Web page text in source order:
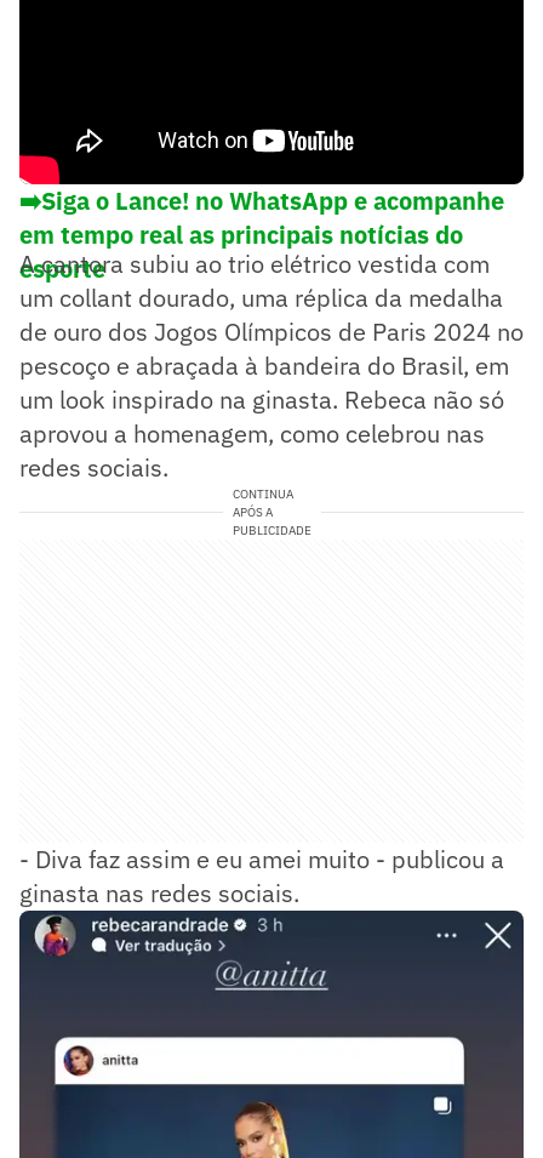
➡️Siga o Lance! no WhatsApp e acompanhe
em tempo real as principais notícias do
esporte
A cantora subiu ao trio elétrico vestida com
um collant dourado, uma réplica da medalha
de ouro dos Jogos Olímpicos de Paris 2024 no
pescoço e abraçada à bandeira do Brasil, em
um look inspirado na ginasta. Rebeca não só
aprovou a homenagem, como celebrou nas
redes sociais.
CONTINUA
APÓS A
PUBLICIDADE
- Diva faz assim e eu amei muito - publicou a
ginasta nas redes sociais.